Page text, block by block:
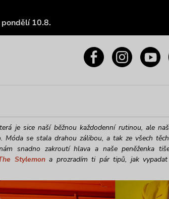
10.8.
je sice naší běžnou každodenní rutinou, ale
Móda se stala drahou zálibou, a tak ze všech
snadno zakroutí hlava a naše peněženka
Stylemona prozradím ti pár tipů, jak